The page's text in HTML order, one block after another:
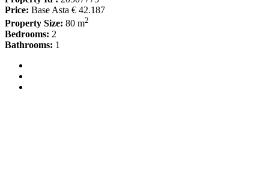
Price: Base Asta € 42.187
Property Size: 80 m2
Bedrooms: 2
Bathrooms: 1